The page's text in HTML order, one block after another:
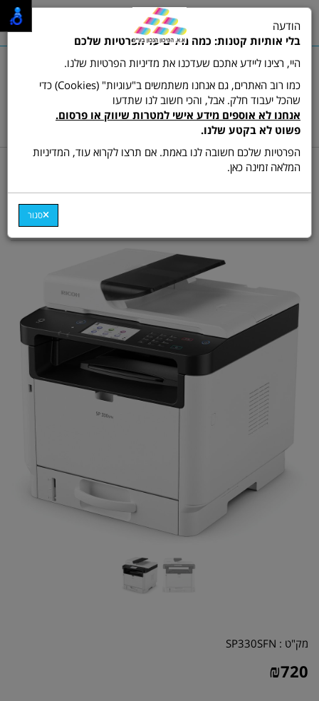
שרות לקוחות ותמיכה:03-9511473
hamikun4u@gmail.com
תפריט
דף בית מדפסות מדפסת משולבת ש/ל
מדפסת משולבת לייזר ריקו
מק"ט : SP330SFN
₪720
הודעה
בלי אותיות קטנות: כמה מילים על הפרטיות שלכם
היי, רצינו ליידע אתכם שעדכנו את מדיניות הפרטיות שלנו.
כמו רוב האתרים, גם אנחנו משתמשים ב"עוגיות" (Cookies) כדי
שהכל יעבוד חלק. אבל, והכי חשוב לנו שתדעו
אנחנו לא אוספים מידע אישי למטרות שיווק או פרסום.
פשוט לא בקטע שלנו.
הפרטיות שלכם חשובה לנו באמת. אם תרצו לקרוא עוד, המדיניות
המלאה זמינה כאן.
סגור